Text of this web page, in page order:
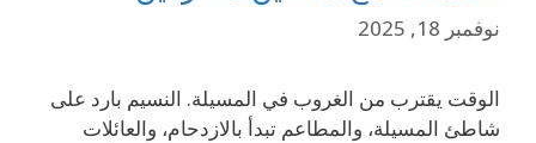
نوفمبر 18, 2025
الوقت يقترب من الغروب في المسيلة. النسيم بارد على
شاطئ المسيلة، والمطاعم تبدأ بالازدحام، والعائلات